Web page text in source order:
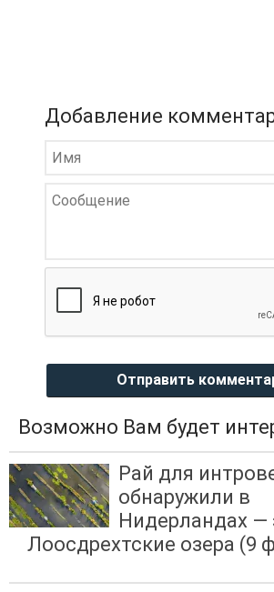
Добавление
Отправить
Возможно Вам будет
Рай для
обнаружили в
Нидерландах —
Лоосдрехтские озера (9